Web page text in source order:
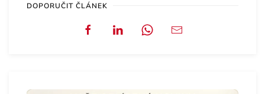
DOPORUČIT ČLÁNEK